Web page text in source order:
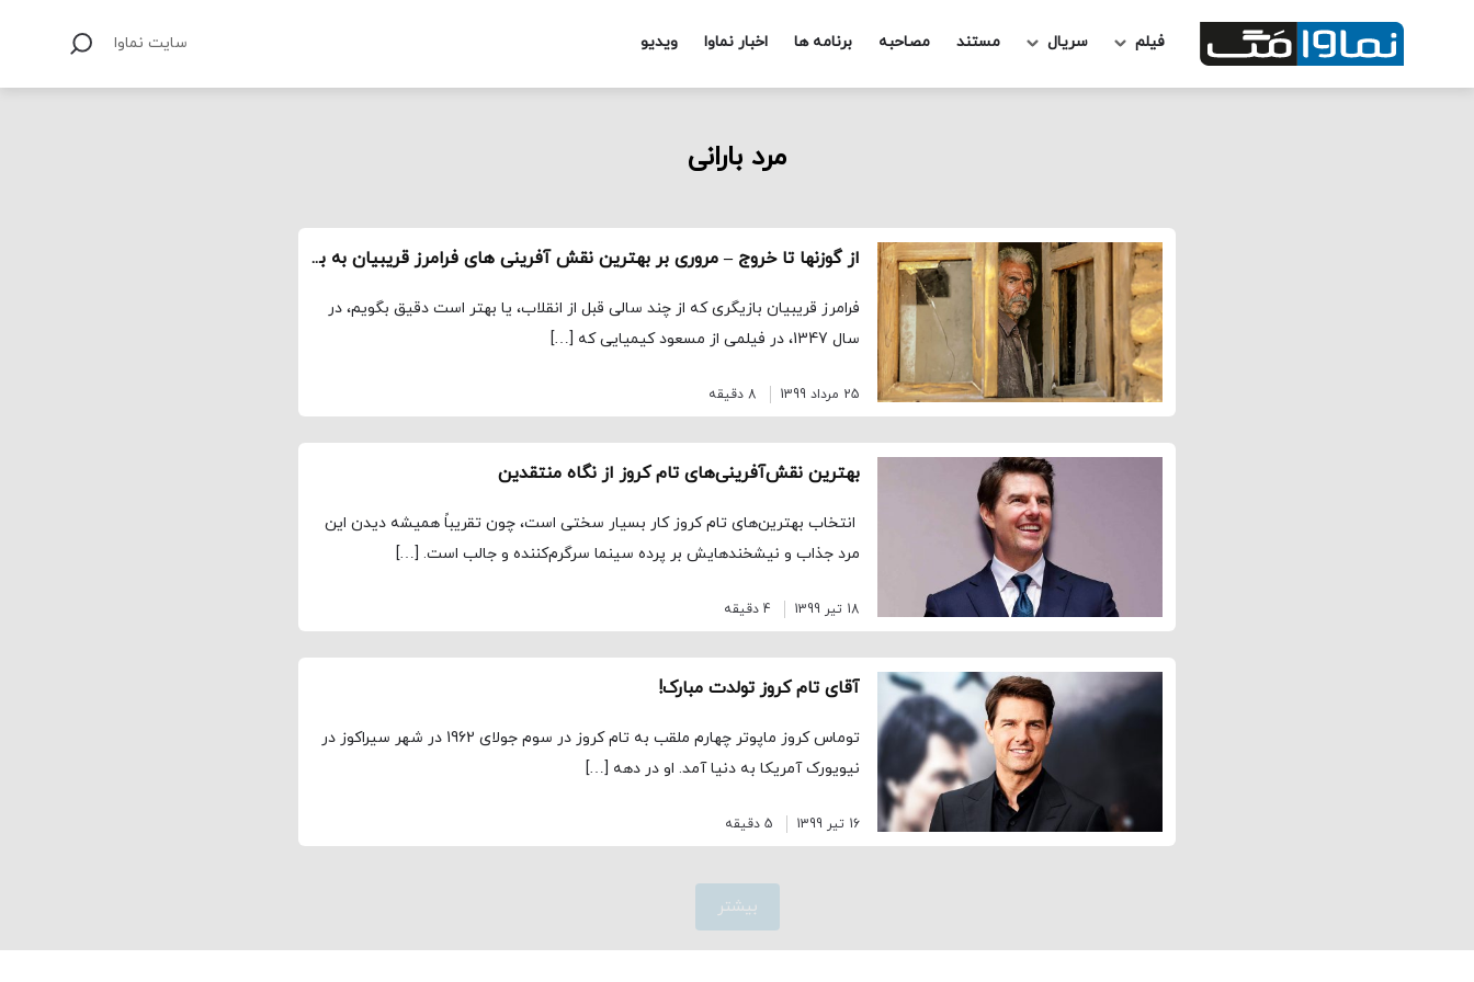
فیلم سریال مستند مصاحبه برنامه ها اخبار نماوا ویدیو سایت نماوا
مرد بارانی
از گوزنها تا خروج – مروری بر بهترین نقش آفرینی های فرامرز قریبیان به بهانه پخش خانگی خروج
فرامرز قریبیان بازیگری که از چند سالی قبل از انقلاب، یا بهتر است دقیق بگویم، در
سال 1347، در فیلمی از مسعود کیمیایی که […]
25 مرداد 1399 8 دقیقه
بهترین نقش‌آفرینی‌های تام کروز از نگاه منتقدین
انتخاب بهترین‌های تام کروز کار بسیار سختی است، چون تقریباً همیشه دیدن این
مرد جذاب و نیشخندهایش بر پرده سینما سرگرم‌کننده و جالب است. […]
18 تیر 1399 4 دقیقه
آقای تام کروز تولدت مبارک!
توماس کروز ماپوتر چهارم ملقب به تام کروز در سوم جولای 1962 در شهر سیراکوز در
نیویورک آمریکا به دنیا آمد. او در دهه­ […]
16 تیر 1399 5 دقیقه
بیشتر